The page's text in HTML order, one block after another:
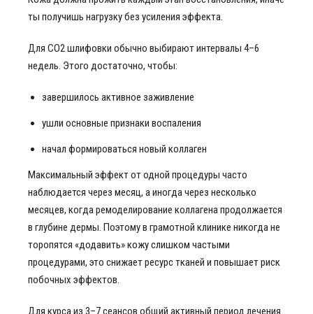
ты получишь нагрузку без усиления эффекта.
Для СО2 шлифовки обычно выбирают интервалы 4–6
недель. Этого достаточно, чтобы:
завершилось активное заживление
ушли основные признаки воспаления
начал формироваться новый коллаген
Максимальный эффект от одной процедуры часто
наблюдается через месяц, а иногда через несколько
месяцев, когда ремоделирование коллагена продолжается
в глубине дермы. Поэтому в грамотной клинике никогда не
торопятся «додавить» кожу слишком частыми
процедурами, это снижает ресурс тканей и повышает риск
побочных эффектов.
Для курса из 3–7 сеансов общий активный период лечения